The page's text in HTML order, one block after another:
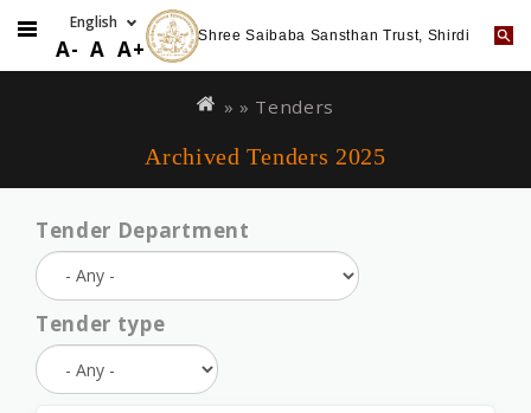
Skip
A- A A+ Shree Saibaba Sansthan Trust, Shirdi
You
» » Tenders
Archived Tenders 2025
Tender Department
Tender type